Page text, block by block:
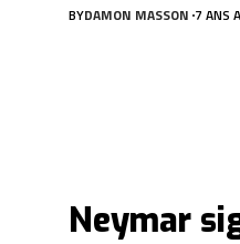
BYDAMON MASSON 7 ANS
Neymar